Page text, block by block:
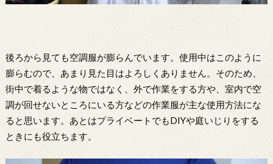
後ろから見ても空調服が膨らんでいます。使用中はこのように
膨らむので、あまり見た目はよろしくありません。そのため、
街中で着るような物ではなく、外で作業をする方や、室内で空
調が回せないところにいる方などの作業服が主な使用方法にな
ると思います。あとはプライベートでもDIYや庭いじりをする
ときにも役立ちます。